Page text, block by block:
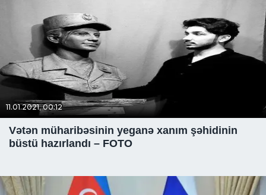
11.01.2021, 00:12
Vətən müharibəsinin yeganə xanım şəhidinin
büstü hazırlandı – FOTO